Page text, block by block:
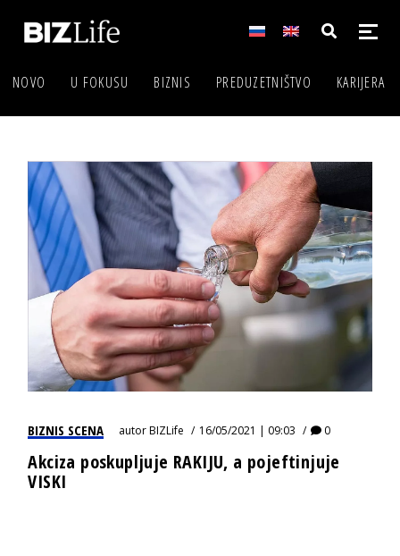
NOVO U FOKUSU BIZNIS PREDUZETNIŠTVO KARIJERA
BIZNIS SCENA autorBIZLife 16/05/2021 | 09:03 0
Akciza poskupljuje RAKIJU, a pojeftinjuje
VISKI